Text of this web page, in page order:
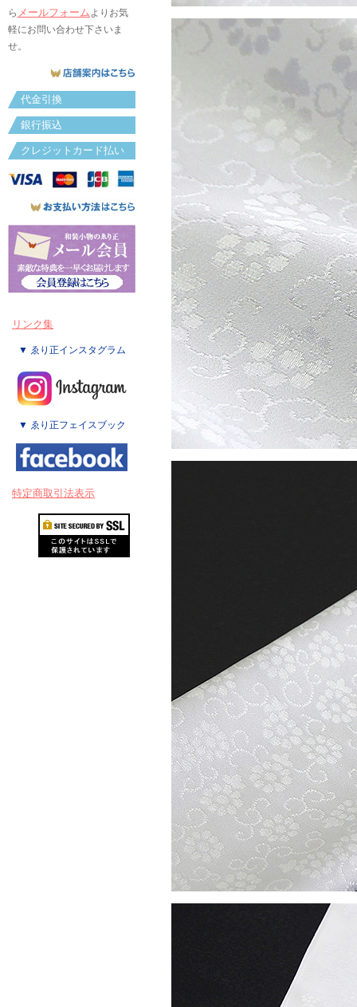
ら メールフォームよりお気
軽にお問い合わせ下さいま
せ。
代金引換
銀行振込
クレジットカード払い
リンク集
▼ ゑり正インスタグラム
▼ ゑり正フェイスブック
特定商取引法表示